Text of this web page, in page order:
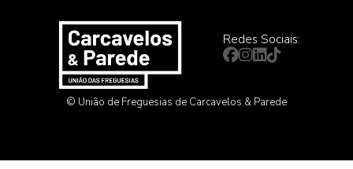
© União de Freguesias de Carcavelos & Parede
Redes Sociais: